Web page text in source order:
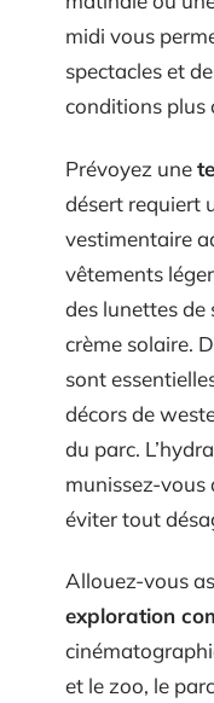
midi vous
spectacles et
conditions plus
Prévoyez une
désert requiert
vestimentaire
vêtements
des lunettes de
crème solaire.
sont
décors de
du parc.
munissez-vous
éviter tout
Allouez-vous
exploration
et le zoo, le